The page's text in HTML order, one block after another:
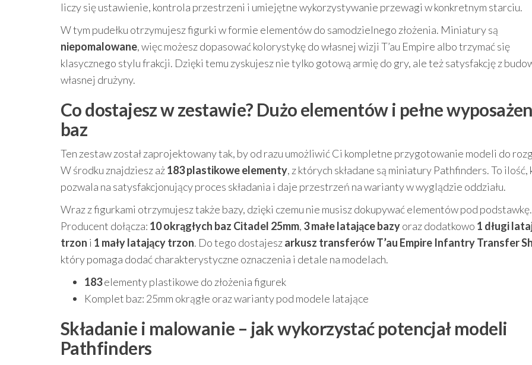
liczy się ustawienie, kontrola przestrzeni i umiejętne wykorzystywanie przewagi w konkretnym starciu.
W tym pudełku otrzymujesz figurki w formie elementów do samodzielnego złożenia. Miniatury są
niepomalowane, więc możesz dopasować kolorystykę do własnej wizji T’au Empire albo trzymać się
klasycznego stylu frakcji. Dzięki temu zyskujesz nie tylko gotową armię do gry, ale też satysfakcję z
własnej drużyny.
Co dostajesz w zestawie? Dużo elementów i pełne
baz
Ten zestaw został zaprojektowany tak, by od razu umożliwić Ci kompletne przygotowanie modeli do
W środku znajdziesz aż183 plastikowe elementy, z których składane są miniatury Pathfinders. To ilość,
pozwala na satysfakcjonujący proces składania i daje przestrzeń na warianty w wyglądzie oddziału.
Wraz z figurkami otrzymujesz także bazy, dzięki czemu nie musisz dokupywać elementów pod podstawkę.
Producent dołącza: 10 okrągłych baz Citadel 25mm, 3 małe latające bazyoraz dodatkowo 1 długi
trzon i 1 mały latający trzon. Do tego dostajeszarkusz transferów T’au Empire Infantry Transfer
który pomaga dodać charakterystyczne oznaczenia i detale na modelach.
183elementy plastikowe do złożenia figurek
Komplet baz: 25mm okrągłe oraz warianty pod modele latające
Składanie i malowanie – jak wykorzystać potencjał modeli
Pathfinders